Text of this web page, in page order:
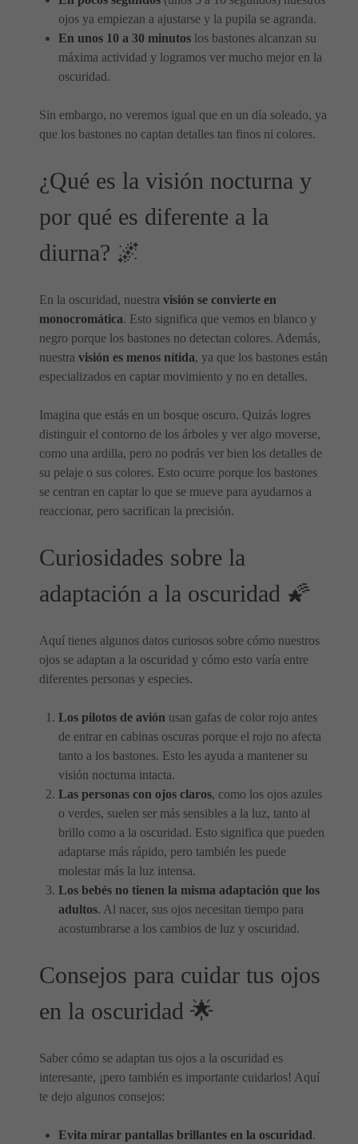
ojos ya empiezan a ajustarse y la pupila se agranda.
En unos 10 a 30 minutos los bastones alcanzan su
máxima actividad y logramos ver mucho mejor en la
oscuridad.
Sin embargo, no veremos igual que en un día soleado, ya
que los bastones no captan detalles tan finos ni colores.
¿Qué es la visión nocturna y
por qué es diferente a la
diurna? 🌌
En la oscuridad, nuestra visión se convierte en
monocromática. Esto significa que vemos en blanco y
negro porque los bastones no detectan colores. Además,
nuestra visión es menos nítida, ya que los bastones están
especializados en captar movimiento y no en detalles.
Imagina que estás en un bosque oscuro. Quizás logres
distinguir el contorno de los árboles y ver algo moverse,
como una ardilla, pero no podrás ver bien los detalles de
su pelaje o sus colores. Esto ocurre porque los bastones
se centran en captar lo que se mueve para ayudarnos a
reaccionar, pero sacrifican la precisión.
Curiosidades sobre la
adaptación a la oscuridad 🌠
Aquí tienes algunos datos curiosos sobre cómo nuestros
ojos se adaptan a la oscuridad y cómo esto varía entre
diferentes personas y especies.
Los pilotos de avión usan gafas de color rojo antes
de entrar en cabinas oscuras porque el rojo no afecta
tanto a los bastones. Esto les ayuda a mantener su
visión nocturna intacta.
Las personas con ojos claros, como los ojos azules
o verdes, suelen ser más sensibles a la luz, tanto al
brillo como a la oscuridad. Esto significa que pueden
adaptarse más rápido, pero también les puede
molestar más la luz intensa.
Los bebés no tienen la misma adaptación que los
adultos. Al nacer, sus ojos necesitan tiempo para
acostumbrarse a los cambios de luz y oscuridad.
Consejos para cuidar tus ojos
en la oscuridad 🌟
Saber cómo se adaptan tus ojos a la oscuridad es
interesante, ¡pero también es importante cuidarlos! Aquí
te dejo algunos consejos:
Evita mirar pantallas brillantes en la oscuridad.